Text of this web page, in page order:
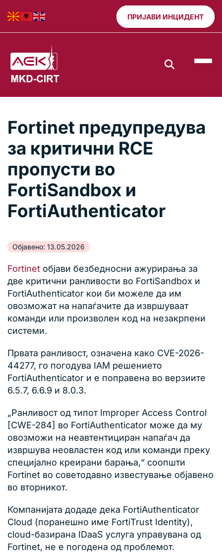
ПРИЈАВИ ИНЦИДЕНТ
Fortinet предупредува
за критични RCE
пропусти во
FortiSandbox и
FortiAuthenticator
Објавено: 13.05.2026
Fortinet објави безбедносни ажурирања за
две критични ранливости во FortiSandbox и
FortiAuthenticator кои би можеле да им
овозможат на напаѓачите да извршуваат
команди или произволен код на незакрпени
системи.
Првата ранливост, означена како CVE-2026-
44277, го погодува IAM решението
FortiAuthenticator и е поправена во верзиите
6.5.7, 6.6.9 и 8.0.3.
„Ранливост од типот Improper Access Control
[CWE-284] во FortiAuthenticator може да му
овозможи на неавтентициран напаѓач да
извршува неовластен код или команди преку
специјално креирани барања,“ соопшти
Fortinet во советодавно известување објавено
во вторникот.
Компанијата додаде дека FortiAuthenticator
Cloud (поранешно име FortiTrust Identity),
cloud-базирана IDaaS услуга управувана од
Fortinet, не е погодена од проблемот.